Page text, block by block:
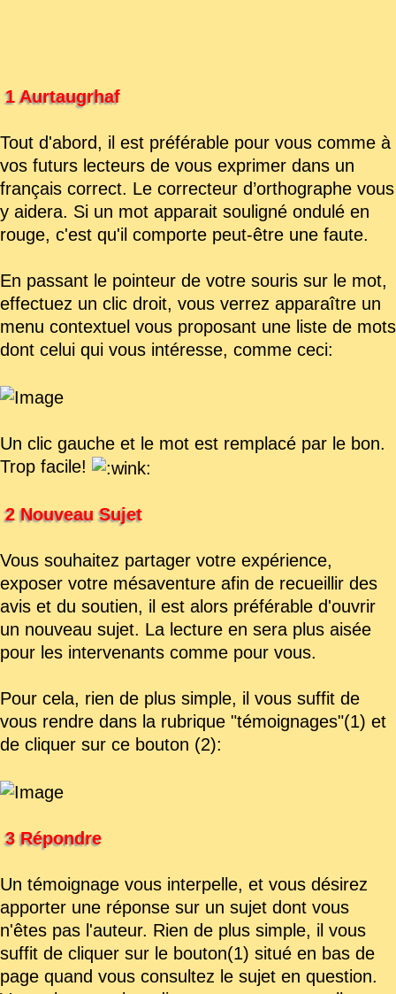
1 Aurtaugrhaf
Tout d'abord, il est préférable pour vous comme à
vos futurs lecteurs de vous exprimer dans un
français correct. Le correcteur d’orthographe vous
y aidera. Si un mot apparait souligné ondulé en
rouge, c'est qu'il comporte peut-être une faute.
En passant le pointeur de votre souris sur le mot,
effectuez un clic droit, vous verrez apparaître un
menu contextuel vous proposant une liste de mots
dont celui qui vous intéresse, comme ceci:
Un clic gauche et le mot est remplacé par le bon.
Trop facile!
2 Nouveau Sujet
Vous souhaitez partager votre expérience,
exposer votre mésaventure afin de recueillir des
avis et du soutien, il est alors préférable d'ouvrir
un nouveau sujet. La lecture en sera plus aisée
pour les intervenants comme pour vous.
Pour cela, rien de plus simple, il vous suffit de
vous rendre dans la rubrique "témoignages"(1) et
de cliquer sur ce bouton (2):
3 Répondre
Un témoignage vous interpelle, et vous désirez
apporter une réponse sur un sujet dont vous
n'êtes pas l'auteur. Rien de plus simple, il vous
suffit de cliquer sur le bouton(1) situé en bas de
page quand vous consultez le sujet en question.